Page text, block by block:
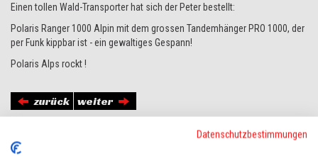
Einen tollen Wald-Transporter hat sich der Peter bestellt:
Polaris Ranger 1000 Alpin mit dem grossen Tandemhänger PRO 1000, der
per Funk kippbar ist - ein gewaltiges Gespann!
Polaris Alps rockt !
zurück weiter
Datenschutzbestimmungen